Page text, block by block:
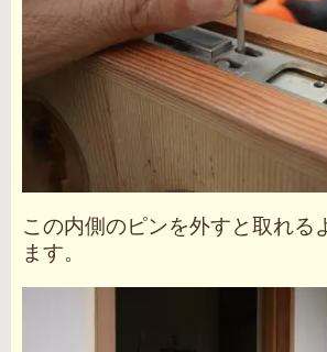
この内側のピンを外すと取れる
ます。